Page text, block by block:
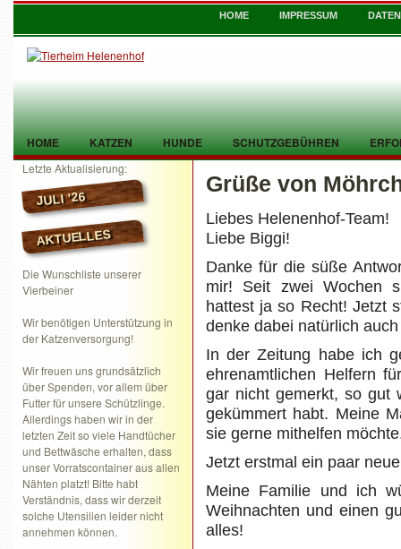
HOME IMPRESSUM
HOME KATZEN HUNDE SCHUTZGEBÜHREN
TIER GEFUNDEN KONTAKT
Letzte Aktualisierung:
JULI ’26
AKTUELLES
Die Wunschliste unserer
Vierbeiner
Wir benötigen Unterstützung in
der Katzenversorgung!
Wir freuen uns grundsätzlich
über Spenden, vor allem über
Futter für unsere Schützlinge.
Allerdings haben wir in der
letzten Zeit so viele Handtücher
und Bettwäsche erhalten, dass
unser Vorratscontainer aus allen
Nähten platzt! Bitte habt
Verständnis, dass wir derzeit
solche Utensilien leider nicht
annehmen können.
Grüße von
Liebes Helenenhof-Team!
Liebe Biggi!
Danke für die süße
mir! Seit zwei Wochen
hattest ja so Recht! Jetzt
denke dabei natürlich
In der Zeitung habe ich
ehrenamtlichen Helfern
gar nicht gemerkt, so gut
gekümmert habt. Meine
sie gerne mithelfen
Jetzt erstmal ein paar
Meine Familie und ich
Weihnachten und einen
alles!